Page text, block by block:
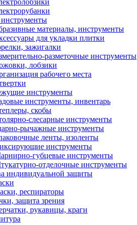
материалы, инструменты
для укладки плитки
зажигалки
разметочные инструменты
лобзики
рабочего места
инструменты
инструменты, инвентарь
скобы
слесарные инструменты
рычажные инструменты
ленты, изоленты
инструменты
губцевые инструменты
отделочные инструменты
индивидуальной защиты
респираторы
защита зрения
рукавицы, краги